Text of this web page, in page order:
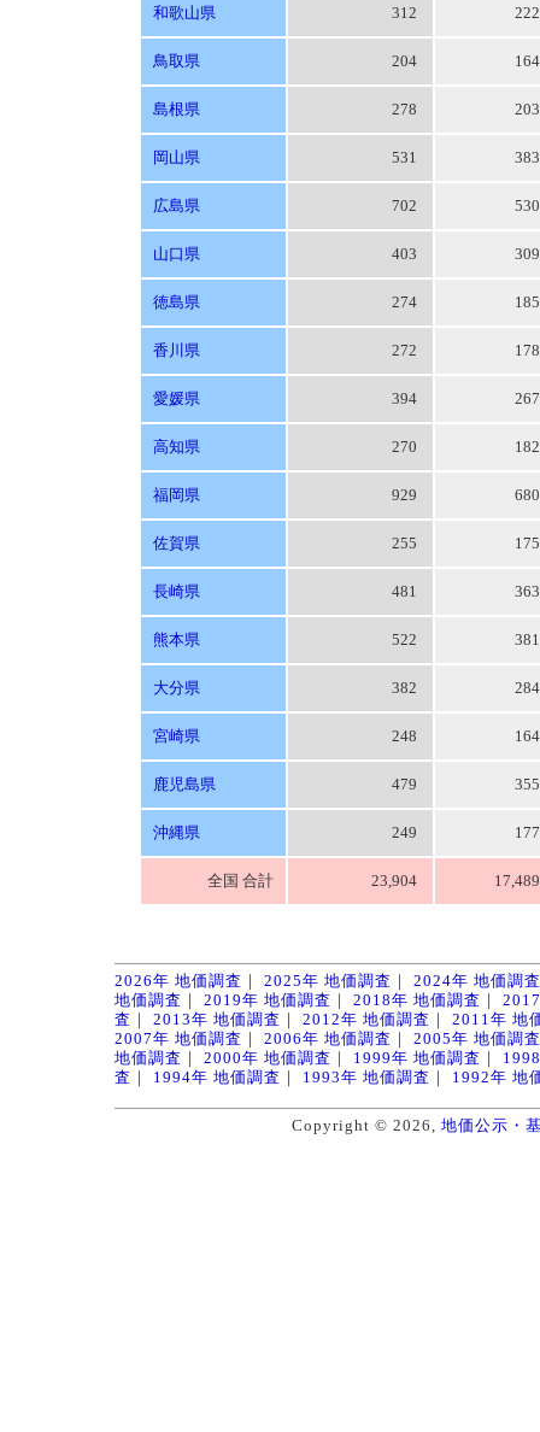
和歌山県 312
鳥取県 204
島根県 278
岡山県 531
広島県 702
山口県 403
徳島県 274
香川県 272
愛媛県 394
高知県 270
福岡県 929
佐賀県 255
長崎県 481
熊本県 522
大分県 382
宮崎県 248
鹿児島県 479
沖縄県 249
全国 合計 23,904
2026年 地価調査 ｜ 2025年 地価調査 ｜ 2024年 地価調査
地価調査 ｜ 2019年 地価調査 ｜ 2018年 地価調査 ｜
査 ｜ 2013年 地価調査 ｜ 2012年 地価調査 ｜ 2011年 地
2007年 地価調査 ｜ 2006年 地価調査 ｜ 2005年 地価調査
地価調査 ｜ 2000年 地価調査 ｜ 1999年 地価調査 ｜
査 ｜ 1994年 地価調査 ｜ 1993年 地価調査 ｜ 1992年 地
Copyright © 2026, 地価公示・